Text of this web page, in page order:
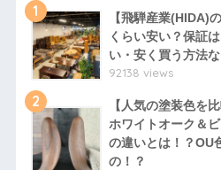
1
【飛騨産業(HIDA)
くらい安い？保証
い・安く買う方法
92138 views
2
【人気の塗装色を
ホワイトオーク＆
の違いとは！？OU
の！？